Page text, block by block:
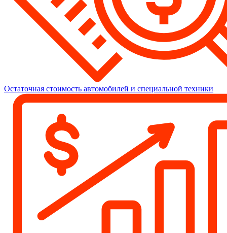
Остаточная стоимость автомобилей и специальной техники